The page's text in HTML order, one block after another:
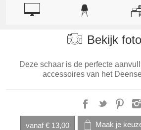
Bekijk
Deze schaar is de perfecte
accessoires van het
vanaf € 13,00